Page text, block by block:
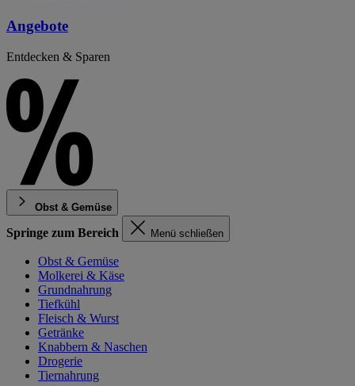
Angebote
Entdecken & Sparen
Obst & Gemüse
Springe zum Bereich Menü schließen
Obst & Gemüse
Molkerei & Käse
Grundnahrung
Tiefkühl
Fleisch & Wurst
Getränke
Knabbern & Naschen
Drogerie
Tiernahrung